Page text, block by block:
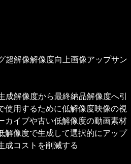
超解像解像度向上画像アップサン
成解像度から最終納品解像度へ引
使用するために低解像度映像の視
カイブや古い低解像度の動画素材
解像度で生成して選択的にアップ
成コストを削減する